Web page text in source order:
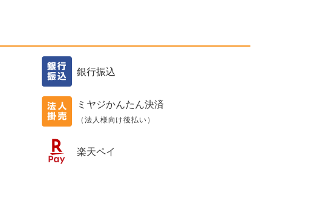
銀行振込
ミヤジかんたん決済
（法人様向け後払い）
楽天ペイ